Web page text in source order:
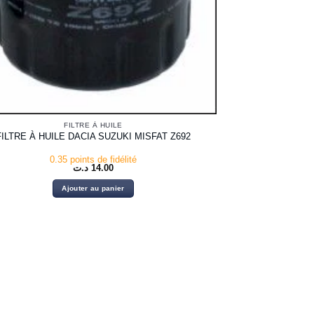
FILTRE À HUILE
À HUILE DACIA SUZUKI MISFAT Z692
0.35 points de fidélité
14.00 د.ت
Ajouter au panier